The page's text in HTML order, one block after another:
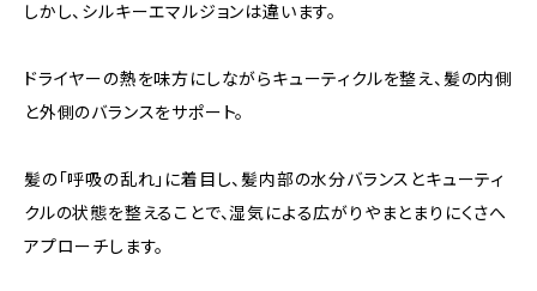
しかし、シルキーエマルジョンは違います。
ドライヤーの熱を味方にしながらキューティクルを整え、髪の内側
と外側のバランスをサポート。
髪の「呼吸の乱れ」に着目し、髪内部の水分バランスとキューティ
クルの状態を整えることで、湿気による広がりやまとまりにくさへ
アプローチします。